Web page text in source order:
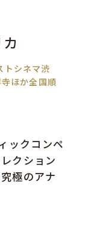
トシネマ渋
ほか全国順
ックコンペ
クション
極のアナ